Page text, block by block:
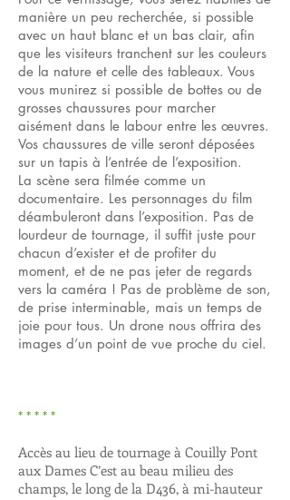
manière un peu recherchée, si possible
avec un haut blanc et un bas clair, afin
que les visiteurs tranchent sur les couleurs
de la nature et celle des tableaux. Vous
vous munirez si possible de bottes ou de
grosses chaussures pour marcher
aisément dans le labour entre les œuvres.
Vos chaussures de ville seront déposées
sur un tapis à l’entrée de l’exposition.
La scène sera filmée comme un
documentaire. Les personnages du film
déambuleront dans l’exposition. Pas de
lourdeur de tournage, il suffit juste pour
chacun d’exister et de profiter du
moment, et de ne pas jeter de regards
vers la caméra ! Pas de problème de son,
de prise interminable, mais un temps de
joie pour tous. Un drone nous offrira des
images d’un point de vue proche du ciel.
* * * * *
Accès au lieu de tournage à Couilly Pont
aux Dames C’est au beau milieu des
champs, le long de la D436, à mi-hauteur